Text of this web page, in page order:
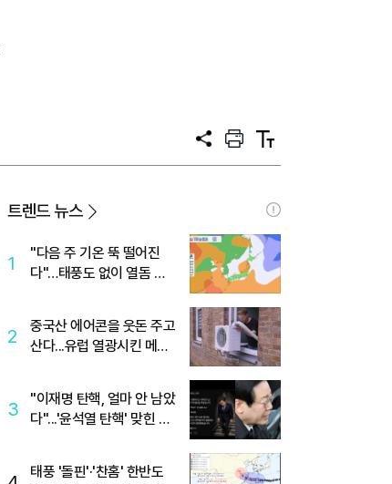
공
프
트
텍
트
트렌드 뉴스
1
"다음 주 기온 뚝 떨어진
다"…태풍도 없이 열돔 박
2
중국산 에어콘을 웃돈 주고
산다...유럽 열광시킨 메이
3
"이재명 탄핵, 얼마 안 남았
다"...'윤석열 탄핵' 맞힌 무
태풍 '돌핀'·'찬홈' 한반도